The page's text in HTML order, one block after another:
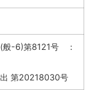
(般-6)第8121号 ：
第20218030号